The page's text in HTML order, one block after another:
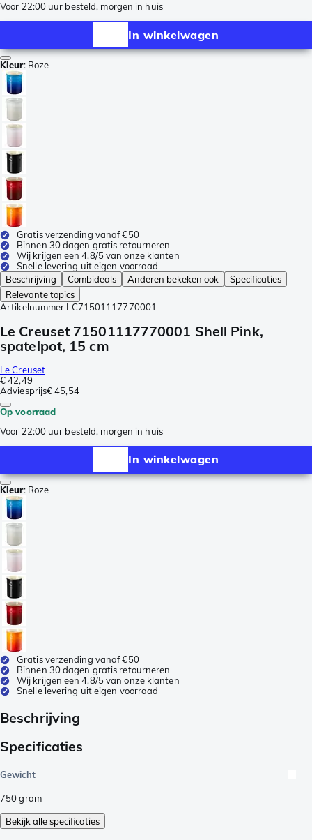
Voor 22:00 uur besteld, morgen in huis
In winkelwagen
Kleur: Roze
Gratis verzending vanaf €50
Binnen 30 dagen gratis retourneren
Wij krijgen een 4,8/5 van onze klanten
Snelle levering uit eigen voorraad
Beschrijving
Combideals Anderen bekeken ook
Specificaties
Relevante topics
Artikelnummer LC71501117770001
Le Creuset 71501117770001 Shell Pink,
spatelpot, 15 cm
Le Creuset
€ 42,49
Adviesprijs€ 45,54
Op voorraad
Voor 22:00 uur besteld, morgen in huis
In winkelwagen
Kleur: Roze
Gratis verzending vanaf €50
Binnen 30 dagen gratis retourneren
Wij krijgen een 4,8/5 van onze klanten
Snelle levering uit eigen voorraad
Beschrijving
Specificaties
Gewicht
750gram
Bekijk alle specificaties